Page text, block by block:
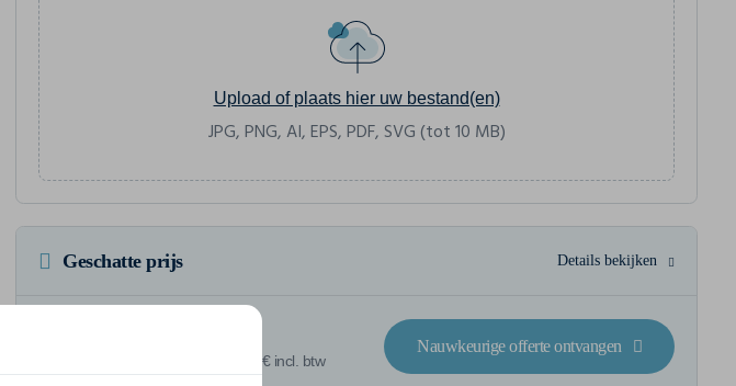
Upload of plaats hier uw bestand(en)
JPG, PNG, AI, EPS, PDF, SVG (tot 10 MB)
Geschatte prijs Details bekijken
Voor een totaalbedrag van 218,16 € incl. btw
Nauwkeurige offerte ontvangen